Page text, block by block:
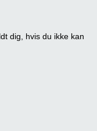
dig, hvis du ikke kan